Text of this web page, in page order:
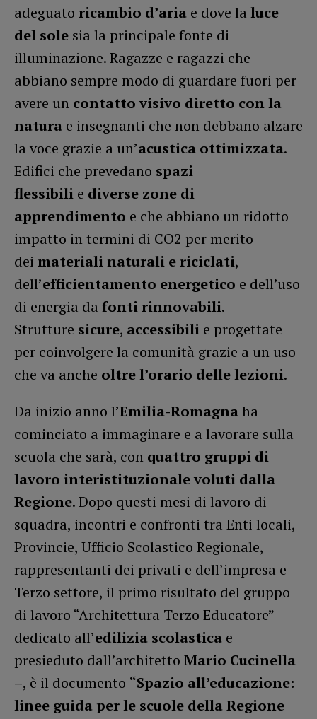
adeguato ricambio d’aria e dove la luce
del sole sia la principale fonte di
illuminazione. Ragazze e ragazzi che
abbiano sempre modo di guardare fuori per
avere un contatto visivo diretto con la
natura e insegnanti che non debbano alzare
la voce grazie a un’acustica ottimizzata.
Edifici che prevedano spazi
flessibili e diverse zone di
apprendimento e che abbiano un ridotto
impatto in termini di CO2 per merito
dei materiali naturali e riciclati,
dell’efficientamento energetico e dell’uso
di energia da fonti rinnovabili.
Strutture sicure, accessibili e progettate
per coinvolgere la comunità grazie a un uso
che va anche oltre l’orario delle lezioni.
Da inizio anno l’Emilia-Romagnaha
cominciato a immaginare e a lavorare sulla
scuola che sarà, con quattro gruppi di
lavoro interistituzionale voluti dalla
Regione. Dopo questi mesi di lavoro di
squadra, incontri e confronti tra Enti locali,
Provincie, Ufficio Scolastico Regionale,
rappresentanti dei privati e dell’impresa e
Terzo settore, il primo risultato del gruppo
di lavoro “Architettura Terzo Educatore” –
dedicato all’edilizia scolastica e
presieduto dall’architetto Mario Cucinella
–, è il documento “Spazio all’educazione:
linee guida per le scuole della Regione